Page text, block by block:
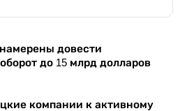
довести
до 15 млрд долларов
компании к активному